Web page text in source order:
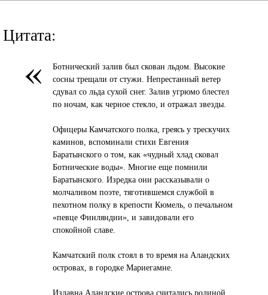
Цитата:
«
Ботнический залив был скован льдом. Высокие
сосны трещали от стужи. Непрестанный ветер
сдувал со льда сухой снег. Залив угрюмо блестел
по ночам, как черное стекло, и отражал звезды.
Офицеры Камчатского полка, греясь у трескучих
каминов, вспоминали стихи Евгения
Баратынского о том, как «чудный хлад сковал
Ботнические воды». Многие еще помнили
Баратынского. Изредка они рассказывали о
молчаливом поэте, тяготившемся службой в
пехотном полку в крепости Кюмель, о печальном
«певце Финляндии», и завидовали его
спокойной славе.
Камчатский полк стоял в то время на Аландских
островах, в городке Мариегамне.
Издавна Аландские острова считались родиной